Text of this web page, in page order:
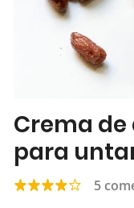
Crema
para
añadidos
5